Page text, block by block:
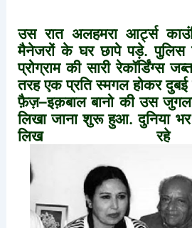
उस रात अलहमरा आर्ट्स
मैनेजरों के घर छापे पड़े.पुलिस
प्रोग्राम की सारी रेकॉर्डिंग्स जब्त
तरह एक प्रति स्मगल होकर दुबई
फ़ैज़–इक़बाल बानो की उस
लिखा जाना शुरू हुआ.दुनिया भर
लिख
रहे